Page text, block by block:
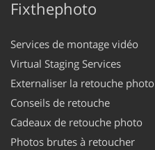
Fixthephoto
Services de montage vidéo
Virtual Staging Services
Externaliser la retouche photo
Conseils de retouche
Cadeaux de retouche photo
Photos brutes à retoucher